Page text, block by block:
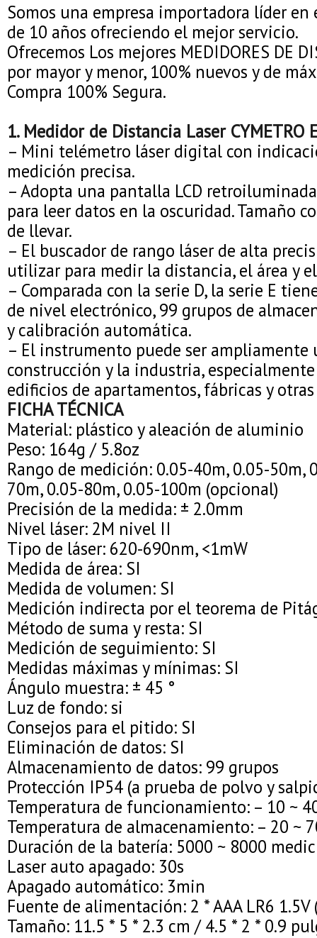
Somos una empresa importadora líder en
de 10 años ofreciendo el mejor servicio.
Ofrecemos Los mejores MEDIDORES DE
por mayor y menor, 100% nuevos y de
Compra 100% Segura.
1. Medidor de Distancia Laser CYMETRO
– Mini telémetro láser digital con
medición precisa.
– Adopta una pantalla LCD
para leer datos en la oscuridad. Tamaño
de llevar.
– El buscador de rango láser de alta
utilizar para medir la distancia, el área y
– Comparada con la serie D, la serie E
de nivel electrónico, 99 grupos de
y calibración automática.
– El instrumento puede ser
construcción y la industria,
edificios de apartamentos, fábricas y otras
FICHA TÉCNICA
Material: plástico y aleación de aluminio
Peso: 164g / 5.8oz
Rango de medición: 0.05-40m, 0.05-50m,
70m, 0.05-80m, 0.05-100m (opcional)
Precisión de la medida: ± 2.0mm
Nivel láser: 2M nivel II
Tipo de láser: 620-690nm, <1mW
Medida de área: SI
Medida de volumen: SI
Medición indirecta por el teorema de
Método de suma y resta: SI
Medición de seguimiento: SI
Medidas máximas y mínimas: SI
Ángulo muestra: ± 45 °
Luz de fondo: si
Consejos para el pitido: SI
Eliminación de datos: SI
Almacenamiento de datos: 99 grupos
Protección IP54 (a prueba de polvo y
Temperatura de funcionamiento: – 10 ~
Temperatura de almacenamiento: – 20 ~
Duración de la batería: 5000 ~ 8000
Laser auto apagado: 30s
Apagado automático: 3min
Fuente de alimentación: 2 * AAA LR6
Tamaño: 11.5 * 5 * 2.3 cm / 4.5 * 2 * 0.9